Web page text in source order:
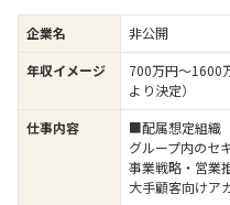
企業名
非公開
年収イメージ
700万円〜1600
より決定）
仕事内容
■配属想定組織
グループ内のセ
事業戦略・営業
大手顧客向けア